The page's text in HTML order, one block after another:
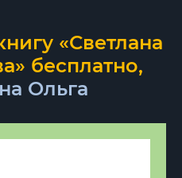
«Светлана
бесплатно,
Ольга